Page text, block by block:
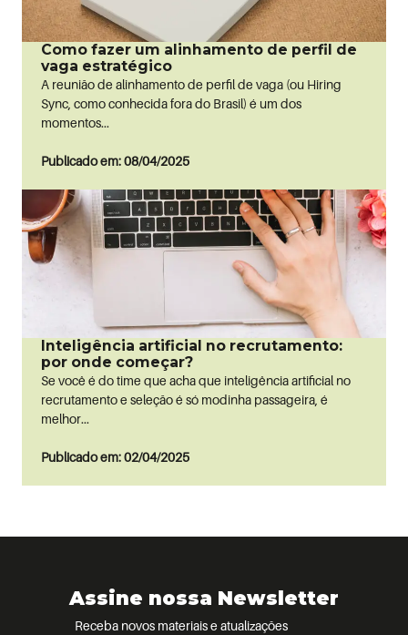
Como fazer um alinhamento de perfil de
vaga estratégico
A reunião de alinhamento de perfil de vaga (ou Hiring
Sync, como conhecida fora do Brasil) é um dos
momentos...
Publicado em: 08/04/2025
Inteligência artificial no recrutamento:
por onde começar?
Se você é do time que acha que inteligência artificial no
recrutamento e seleção é só modinha passageira, é
melhor...
Publicado em: 02/04/2025
Assine nossa Newsletter
Receba novos materiais e atualizações